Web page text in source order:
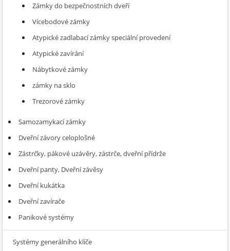
Zámky do bezpečnostních dveří
Vícebodové zámky
Atypické zadlabací zámky speciální provedení
Atypické zavírání
Nábytkové zámky
zámky na sklo
Trezorové zámky
Samozamykací zámky
Dveřní závory celoplošné
Zástrčky, pákové uzávěry, zástrče, dveřní přídrže
Dveřní panty, Dveřní závěsy
Dveřní kukátka
Dveřní zavírače
Panikové systémy
Systémy generálního klíče